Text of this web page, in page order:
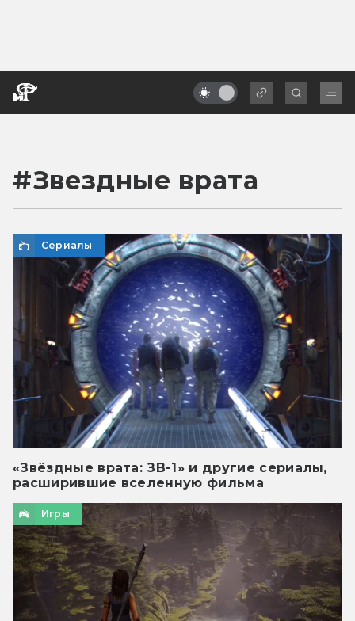
#Звездные врата
Сериалы
«Звёздные врата: ЗВ-1» и другие сериалы,
расширившие вселенную фильма
Игры